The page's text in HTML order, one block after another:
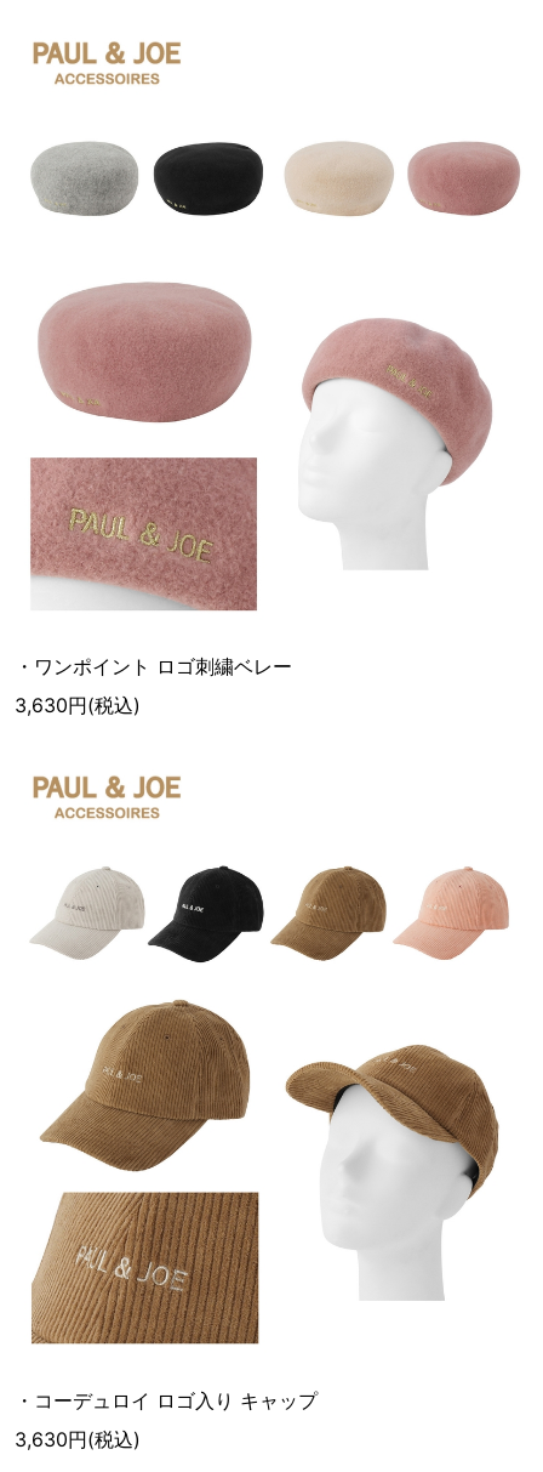
・ワンポイント ロゴ刺繍ベレー
3,630円(税込)
・コーデュロイ ロゴ入り キャップ
3,630円(税込)